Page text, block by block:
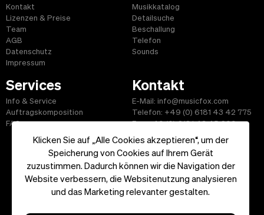
Klicken Sie auf „Alle Cookies akzeptieren“, um der
Speicherung von Cookies auf Ihrem Gerät
zuzustimmen. Dadurch können wir die Navigation der
Website verbessern, die Websitenutzung analysieren
und das Marketing relevanter gestalten.
Kontakt
Lizenzen & Preise
Team
AGB
Datenschutz
Impressum
Musikkatalog
Detailsuche
Beschallung
Telefon
Sounds
Services
Info & Service
Auftragskomposition
FAQ
Kontakt
E-Mail: info@musicfox.com
Telefon: +49 (0) 6181 43 42 775
Fax: +49 (0) 6181 43 45 609
Start|Informationen|AGB|Kontakt
Copyright ©2026 musicfox.com - Gemafreie Musik. All Rights